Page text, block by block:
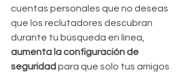
cuentas personales que no deseas
que los reclutadores descubran
durante tu búsqueda en línea,
aumenta la configuración de
seguridad para que solo tus amigos